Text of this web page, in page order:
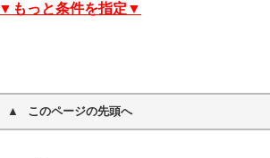
▼もっと条件を指定▼
このページの先頭へ